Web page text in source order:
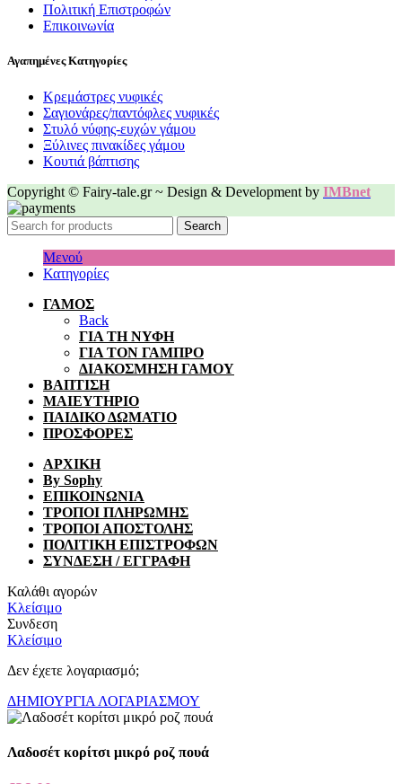
Πολιτική Επιστροφών
Επικοινωνία
Αγαπημένες Κατηγορίες
Κρεμάστρες νυφικές
Σαγιονάρες/παντόφλες νυφικές
Στυλό νύφης-ευχών γάμου
Ξύλινες πινακίδες γάμου
Κουτιά βάπτισης
Copyright © Fairy-tale.gr ~ Design & Development by IMBnet
Search
Μενού
Κατηγορίες
ΓΑΜΟΣ
Back
ΓΙΑ ΤΗ ΝΥΦΗ
ΓΙΑ ΤΟΝ ΓΑΜΠΡΟ
ΔΙΑΚΟΣΜΗΣΗ ΓΑΜΟΥ
ΒΑΠΤΙΣΗ
ΜΑΙΕΥΤΗΡΙΟ
ΠΑΙΔΙΚΟ ΔΩΜΑΤΙΟ
ΠΡΟΣΦΟΡΕΣ
ΑΡΧΙΚΗ
By Sophy
ΕΠΙΚΟΙΝΩΝΙΑ
ΤΡΟΠΟΙ ΠΛΗΡΩΜΗΣ
ΤΡΟΠΟΙ ΑΠΟΣΤΟΛΗΣ
ΠΟΛΙΤΙΚΗ ΕΠΙΣΤΡΟΦΩΝ
ΣΥΝΔΕΣΗ / ΕΓΓΡΑΦΗ
Καλάθι αγορών
Κλείσιμο
Συνδεση
Κλείσιμο
Δεν έχετε λογαριασμό;
ΔΗΜΙΟΥΡΓΙΑ ΛΟΓΑΡΙΑΣΜΟΥ
Λαδοσέτ κορίτσι μικρό ροζ πουά